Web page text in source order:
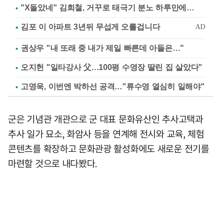
"X돌았네" 김희철, 거꾸로 태극기 분노 하루만에…
권상우 "내 또래 중 내가 제일 빠른데 아들은…"
오지헌 "일타강사 父…100평 수영장 딸린 집 살았다"
고영욱, 이번엔 박하선 공격…"류수영 열심히 일해야"
군은 기념관 개관으로 군 대표 문화유산인 추사고택과
추사 일가 묘소, 화암사 등을 연계해 전시와 교육, 체험
콘텐츠를 확장하고 문화관광 활성화에도 새로운 전기를
마련할 것으로 내다봤다.